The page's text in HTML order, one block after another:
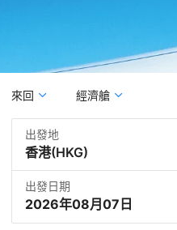
來回 經濟艙
出發地
出發日期
2026年08月07日